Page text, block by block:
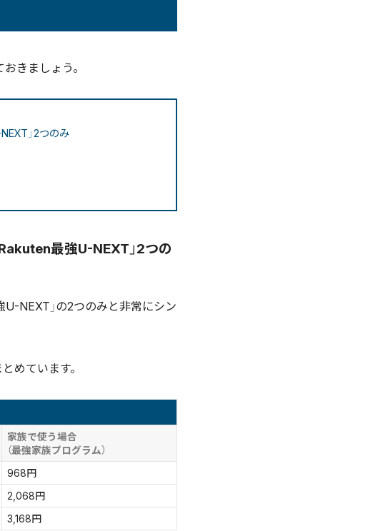
きましょう。
」2つのみ
最強U-NEXT」2つの
U-NEXT」の2つのみと非常にシン
めています。
家族で使う場合
（最強家族プログラム）
968円
2,068円
3,168円